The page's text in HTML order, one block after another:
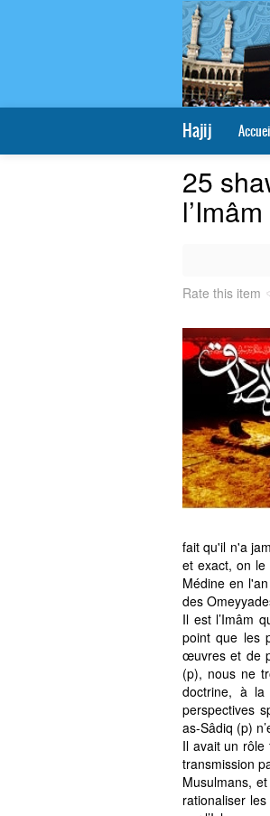
Hajij
25
Rate this item
fait qu'il n'a
et exact, on le
Médine en
des
Il est l’Imâm
point que les
œuvres et de
(p), nous ne
doctrine, à
perspectives
as-Sâdiq (p)
Il avait un
transmission
Musulmans,
rationaliser